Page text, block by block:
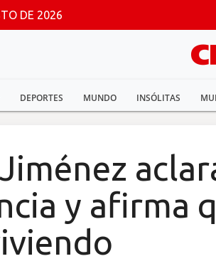
DE 2026
DEPORTES MUNDO INSÓLITAS
y afirma